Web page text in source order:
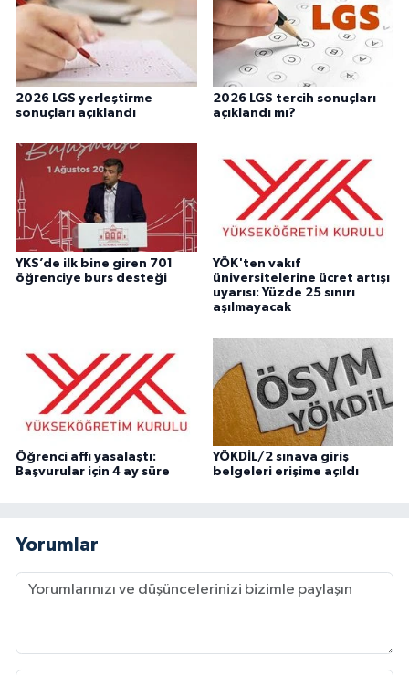
2026 LGS yerleştirme
sonuçları açıklandı
2026 LGS tercih sonuçları
açıklandı mı?
YKS’de ilk bine giren 701
öğrenciye burs desteği
YÖK'ten vakıf
üniversitelerine ücret artışı
uyarısı: Yüzde 25 sınırı
aşılmayacak
Öğrenci affı yasalaştı:
Başvurular için 4 ay süre
YÖKDİL/2 sınava giriş
belgeleri erişime açıldı
Yorumlar